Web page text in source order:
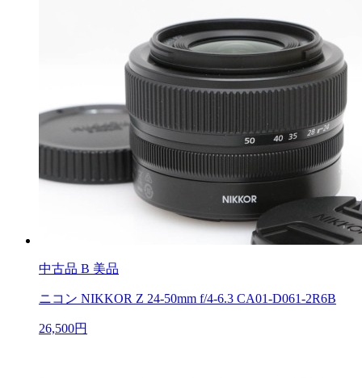
中古品 B 美品
ニコン NIKKOR Z 24-50mm f/4-6.3 CA01-D061-2R6B
26,500円